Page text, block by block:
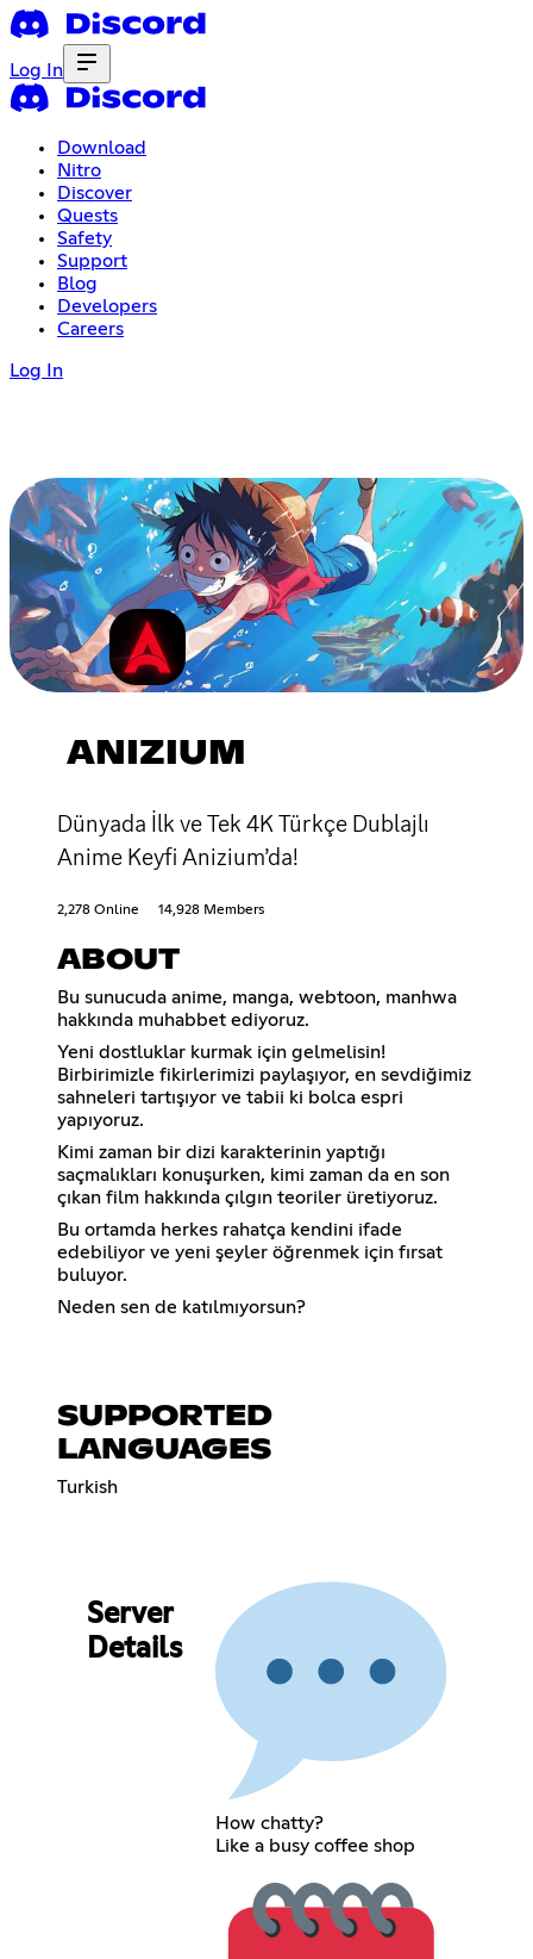
Log In
Download
Nitro
Discover
Quests
Safety
Support
Blog
Developers
Careers
Log In
ANIZIUM
Dünyada İlk ve Tek 4K Türkçe Dublajlı
Anime Keyfi Anizium’da!
2,278 Online 14,928 Members
ABOUT
Bu sunucuda anime, manga, webtoon, manhwa
hakkında muhabbet ediyoruz.
Yeni dostluklar kurmak için gelmelisin!
Birbirimizle fikirlerimizi paylaşıyor, en sevdiğimiz
sahneleri tartışıyor ve tabii ki bolca espri
yapıyoruz.
Kimi zaman bir dizi karakterinin yaptığı
saçmalıkları konuşurken, kimi zaman da en son
çıkan film hakkında çılgın teoriler üretiyoruz.
Bu ortamda herkes rahatça kendini ifade
edebiliyor ve yeni şeyler öğrenmek için fırsat
buluyor.
Neden sen de katılmıyorsun?
SUPPORTED
LANGUAGES
Turkish
Server
Details
How chatty?
Like a busy coffee shop